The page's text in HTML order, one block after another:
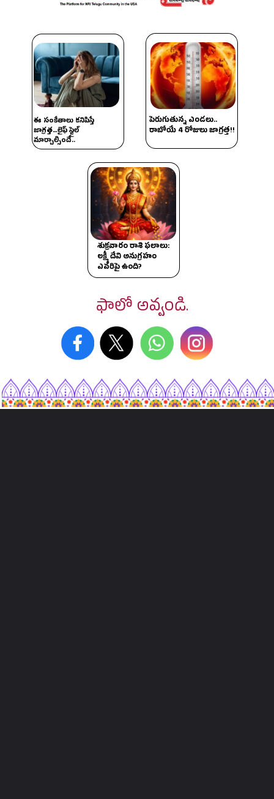
ఫాలో అవ్వండి.
పెరుగుతున్న ఎండలు..
రాబోయే 4 రోజులు జాగ్రత్త!!
ఈ సంకేతాలు కనిపిస్తే
జాగ్రత్త…లైఫ్ స్టైల్
మార్చాల్సిందే..
శుక్రవారం రాశి ఫలాలు:
లక్ష్మీ దేవి అనుగ్రహం
ఎవరిపై ఉంది?